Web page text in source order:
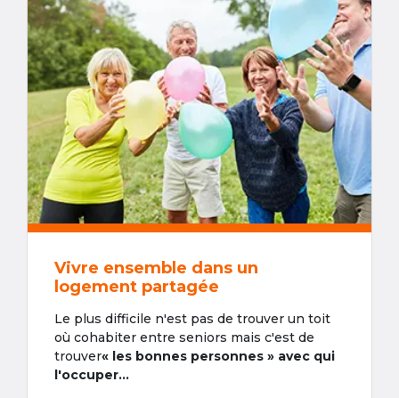
Vivre ensemble dans un
logement partagée
Le plus difficile n'est pas de trouver un toit
où cohabiter entre seniors mais c'est de
trouver« les bonnes personnes » avec qui
l'occuper...